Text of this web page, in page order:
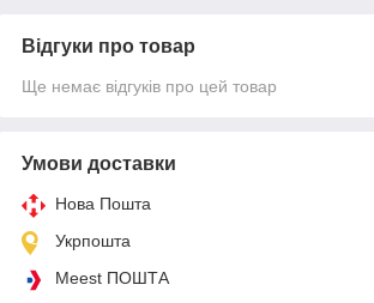
Відгуки про товар
Ще немає відгуків про цей товар
Умови доставки
Нова Пошта
Укрпошта
Meest ПОШТА